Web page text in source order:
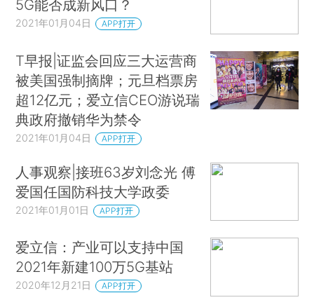
5G能否成新风口？
2021年01月04日 APP打开
T早报|证监会回应三大运营商
被美国强制摘牌；元旦档票房
超12亿元；爱立信CEO游说瑞
典政府撤销华为禁令
2021年01月04日 APP打开
人事观察|接班63岁刘念光 傅
爱国任国防科技大学政委
2021年01月01日 APP打开
爱立信：产业可以支持中国
2021年新建100万5G基站
2020年12月21日 APP打开